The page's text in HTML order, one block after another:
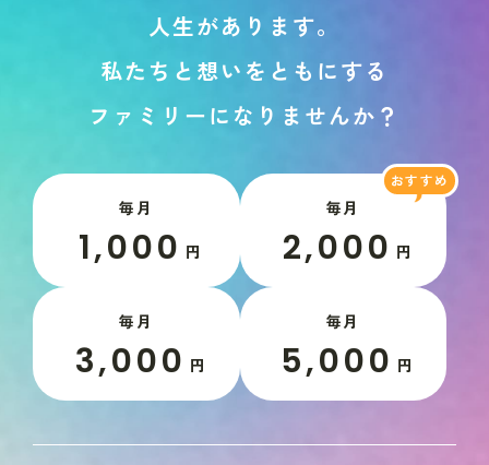
人生があ り ま す。
私た ち と 想い を と も にする
フ ァ ミ リ ーに な り ま せんか ？
毎月
1,000 円
毎月
2,000 円
毎月
3,000 円
毎月
5,000 円